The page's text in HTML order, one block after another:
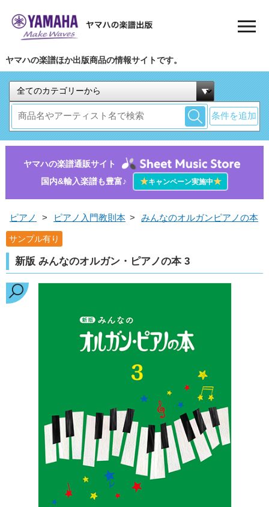
ヤマハの楽譜ほか出版商品の情報サイトです。
条件を追加
ヤマハの楽譜通販サイト
国内&輸入楽譜も豊富♪
★キャンペーン実施中★
ピアノ > ピアノ入門教則本 > みんなのオルガンピアノの本
サンプル有り
新版 みんなのオルガン・ピアノの本 3